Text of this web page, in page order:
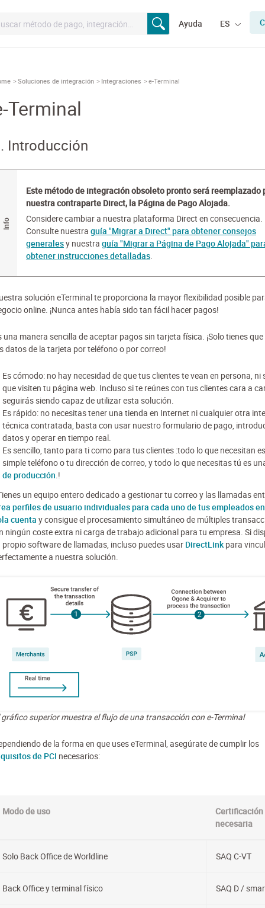
Ayuda ES
Soluciones de integración Integraciones e-Terminal
Terminal
Introducción
Este método de integración obsoleto pronto será reemplazado
nuestra contraparte Direct, la Página de Pago Alojada.
Considere cambiar a nuestra plataforma Direct en consecuencia.
Consulte nuestra guía "Migrar a Direct" para obtener consejos
generalesy nuestra guía "Migrar a Página de Pago Alojada"
obtener instrucciones detalladas.
solución eTerminal te proporciona la mayor flexibilidad posible
online. ¡Nunca antes había sido tan fácil hacer pagos!
una manera sencilla de aceptar pagos sin tarjeta física. ¡Solo tienes
datos de la tarjeta por teléfono o por correo!
Es cómodo: no hay necesidad de que tus clientes te vean en persona, ni
que visiten tu página web. Incluso si te reúnes con tus clientes cara a
seguirás siendo capaz de utilizar esta solución.
Es rápido: no necesitas tener una tienda en Internet ni cualquier otra
técnica contratada, basta con usar nuestro formulario de pago,
datos y operar en tiempo real.
Es sencillo, tanto para ti como para tus clientes :todo lo que necesitan
simple teléfono o tu dirección de correo, y todo lo que necesitas tú es
de producción.!
un equipo entero dedicado a gestionar tu correo y las llamadas
perfiles de usuario individuales para cada uno de tus empleados
cuenta y consigue el procesamiento simultáneo de múltiples
ningún coste extra ni carga de trabajo adicional para tu empresa. Si
propio software de llamadas, incluso puedes usar DirectLinkpara
a nuestra solución.
gráfico superior muestra el flujo de una transacción con e-Terminal
de la forma en que uses eTerminal, asegúrate de cumplir los
de PCI necesarios:
Modo de uso
Certificación
necesaria
Solo Back Office de Worldline SAQ C-VT
Back Office y terminal físico SAQ D /